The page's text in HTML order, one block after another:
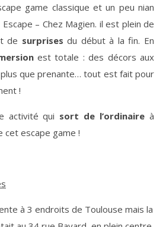
game classique et un peu nian
– Chez Magien. il est plein de
de surprisesdu début à la fin. En
est totale : des décors aux
que prenante… tout est fait pour
!
activité qui sort de l’ordinaire à
cet escape game !
à 3 endroits de Toulouse mais la